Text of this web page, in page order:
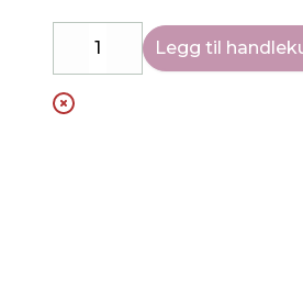
DecreaseIncrease
Legg til